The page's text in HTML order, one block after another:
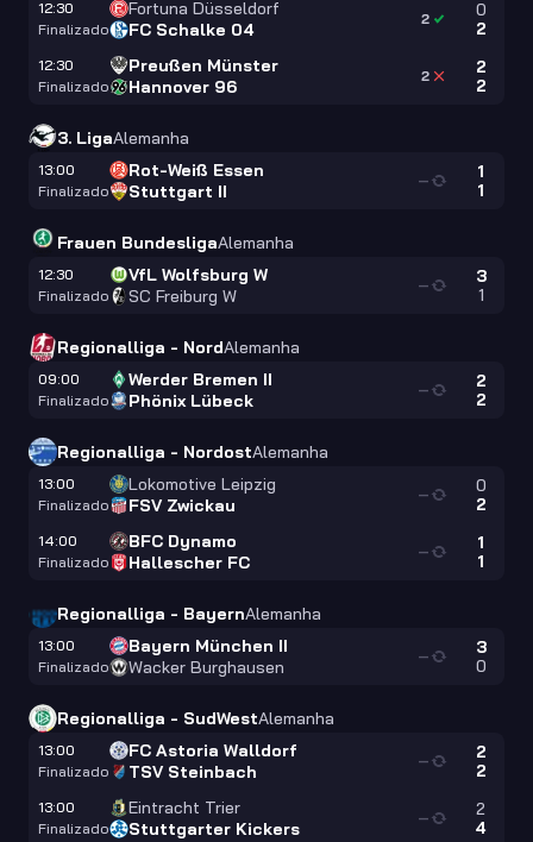
12:30
Finalizado
Fortuna Düsseldorf
FC Schalke 04
0
2
2
12:30
Finalizado
Preußen Münster
Hannover 96
2
2
2
3. LigaAlemanha
13:00
Finalizado
Rot-Weiß Essen
Stuttgart II
1
1
—
Frauen BundesligaAlemanha
12:30
Finalizado
VfL Wolfsburg W
SC Freiburg W
3
1
—
Regionalliga - NordAlemanha
09:00
Finalizado
Werder Bremen II
Phönix Lübeck
2
2
—
Regionalliga - NordostAlemanha
13:00
Finalizado
Lokomotive Leipzig
FSV Zwickau
0
2
—
14:00
Finalizado
BFC Dynamo
Hallescher FC
1
1
—
Regionalliga - BayernAlemanha
13:00
Finalizado
Bayern München II
Wacker Burghausen
3
0
—
Regionalliga - SudWestAlemanha
13:00
Finalizado
FC Astoria Walldorf
TSV Steinbach
2
2
—
13:00
Finalizado
Eintracht Trier
Stuttgarter Kickers
2
4
—